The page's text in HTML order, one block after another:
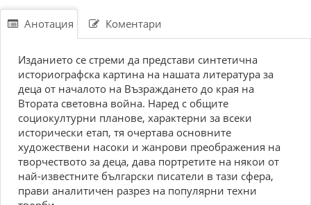
Анотация Коментари
Изданието се стреми да представи синтетична
историографска картина на нашата литература за
деца от началото на Възраждането до края на
Втората световна война. Наред с общите
социокултурни планове, характерни за всеки
исторически етап, тя очертава основните
художествени насоки и жанрови преображения на
творчеството за деца, дава портретите на някои от
най-известните български писатели в тази сфера,
прави аналитичен разрез на популярни техни